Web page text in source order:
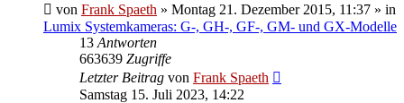
von Frank Spaeth » Montag 21. Dezember 2015, 11:37 » in
Lumix Systemkameras: G-, GH-, GF-, GM- und GX-Modelle
13 Antworten
663639 Zugriffe
Letzter Beitrag von Frank Spaeth
Samstag 15. Juli 2023, 14:22